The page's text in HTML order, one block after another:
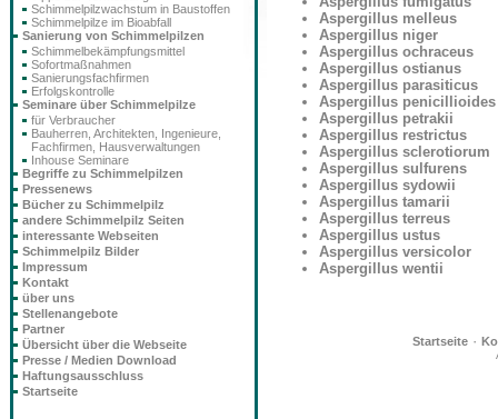
Aspergillus melleus
Aspergillus niger
Aspergillus ochraceus
Aspergillus ostianus
Aspergillus parasiticus
Aspergillus penicillioides
Aspergillus petrakii
Aspergillus restrictus
Aspergillus sclerotiorum
Aspergillus sulfurens
Aspergillus sydowii
Aspergillus tamarii
Aspergillus terreus
Aspergillus ustus
Aspergillus versicolor
Aspergillus wentii
Startseite·
Schimmelpilzwachstum in Baustoffen
Schimmelpilze im Bioabfall
Sanierung von Schimmelpilzen
Schimmelbekämpfungsmittel
Sofortmaßnahmen
Sanierungsfachfirmen
Erfolgskontrolle
Seminare über Schimmelpilze
für Verbraucher
Bauherren, Architekten, Ingenieure,
Fachfirmen, Hausverwaltungen
Inhouse Seminare
Begriffe zu Schimmelpilzen
Pressenews
Bücher zu Schimmelpilz
andere Schimmelpilz Seiten
interessante Webseiten
Schimmelpilz Bilder
Impressum
Kontakt
über uns
Stellenangebote
Partner
Übersicht über die Webseite
Presse / Medien Download
Haftungsausschluss
Startseite